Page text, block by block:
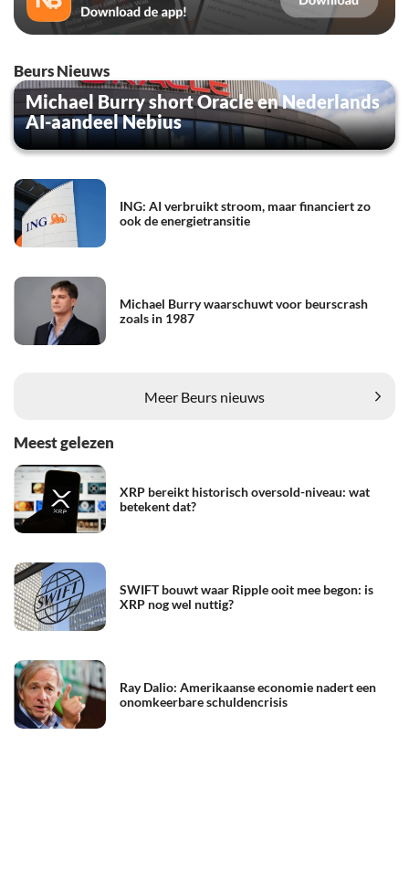
Beurs Nieuws
Michael Burry short Oracle en Nederlands
AI-aandeel Nebius
ING: AI verbruikt stroom, maar financiert zo
ook de energietransitie
Michael Burry waarschuwt voor beurscrash
zoals in 1987
Meer Beurs nieuws
Meest gelezen
XRP bereikt historisch oversold-niveau: wat
betekent dat?
SWIFT bouwt waar Ripple ooit mee begon: is
XRP nog wel nuttig?
Ray Dalio: Amerikaanse economie nadert een
onomkeerbare schuldencrisis